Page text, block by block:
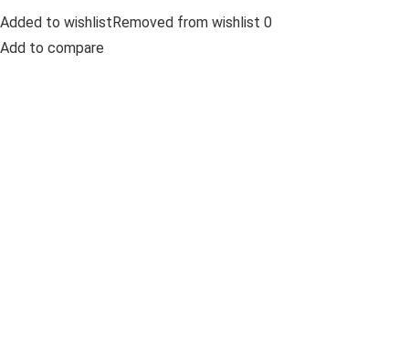
Added to wishlistRemoved from wishlist 0
Add to compare